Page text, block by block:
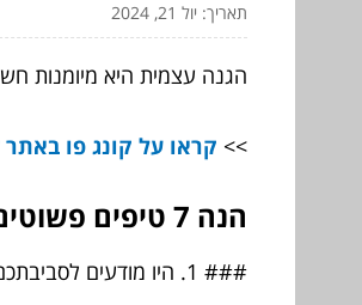
תאריך: יול 21, 2024
הגנה עצמית היא מיומנות
>> קראו על קונג פו באתר
הנה 7 טיפים פשוטים אך יעילים שכל אחד יכול ליישם
### 1. היו מודעים לסביבתכם